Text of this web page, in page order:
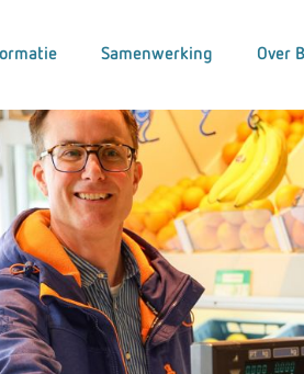
Samenwerking Over